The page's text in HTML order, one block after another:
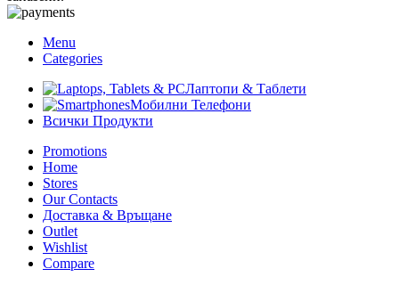
Menu
Categories
Лаптопи & Таблети
Мобилни Телефони
Всички Продукти
Promotions
Home
Stores
Our Contacts
Доставка & Връщане
Outlet
Wishlist
Compare